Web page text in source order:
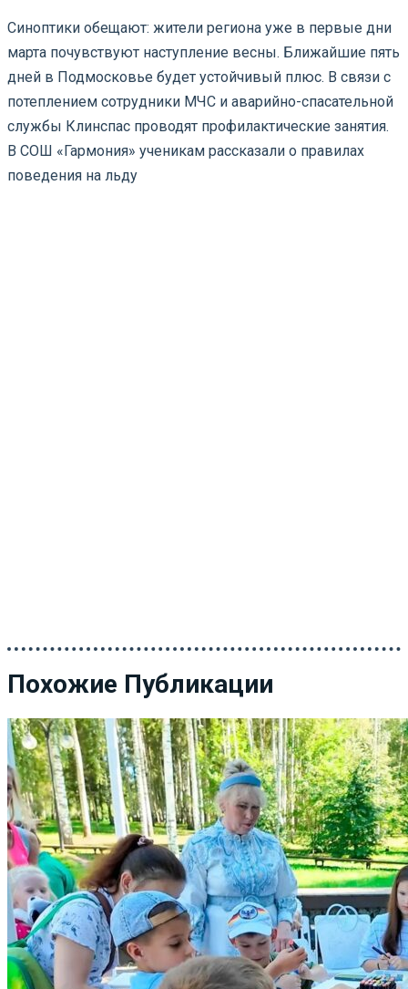
Синоптики обещают: жители региона уже в первые дни
марта почувствуют наступление весны. Ближайшие пять
дней в Подмосковье будет устойчивый плюс. В связи с
потеплением сотрудники МЧС и аварийно-спасательной
службы Клинспас проводят профилактические занятия.
В СОШ «Гармония» ученикам рассказали о правилах
поведения на льду
Похожие Публикации